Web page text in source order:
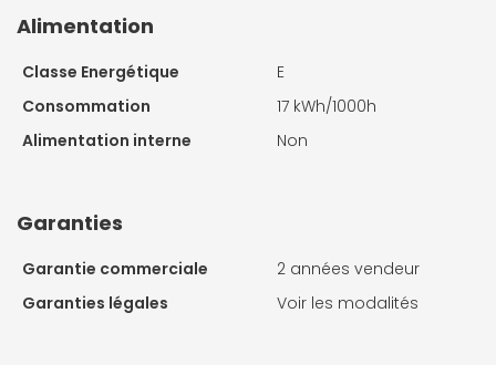
Alimentation
Classe Energétique
E
Consommation
17 kWh/1000h
Alimentation interne
Non
Garanties
Garantie commerciale
2 années vendeur
Garanties légales
Voir les modalités